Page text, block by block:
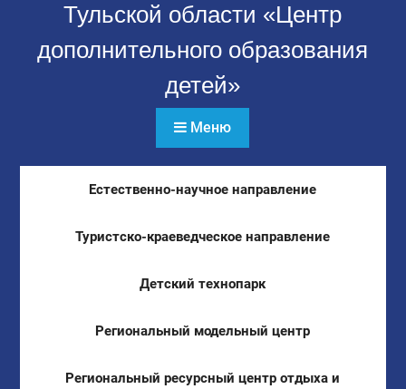
Тульской области «Центр
дополнительного образования
детей»
Меню
Естественно-научное направление
Туристско-краеведческое направление
Детский технопарк
Региональный модельный центр
Региональный ресурсный центр отдыха и